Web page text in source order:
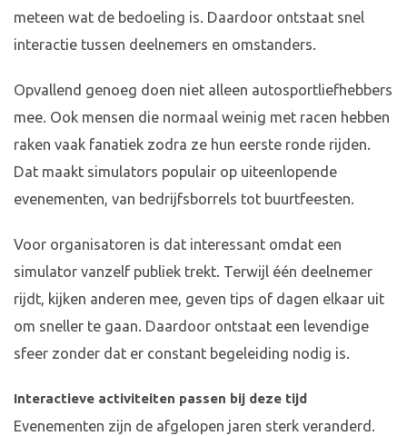
meteen wat de bedoeling is. Daardoor ontstaat snel
interactie tussen deelnemers en omstanders.
Opvallend genoeg doen niet alleen autosportliefhebbers
mee. Ook mensen die normaal weinig met racen hebben
raken vaak fanatiek zodra ze hun eerste ronde rijden.
Dat maakt simulators populair op uiteenlopende
evenementen, van bedrijfsborrels tot buurtfeesten.
Voor organisatoren is dat interessant omdat een
simulator vanzelf publiek trekt. Terwijl één deelnemer
rijdt, kijken anderen mee, geven tips of dagen elkaar uit
om sneller te gaan. Daardoor ontstaat een levendige
sfeer zonder dat er constant begeleiding nodig is.
Interactieve activiteiten passen bij deze tijd
Evenementen zijn de afgelopen jaren sterk veranderd.